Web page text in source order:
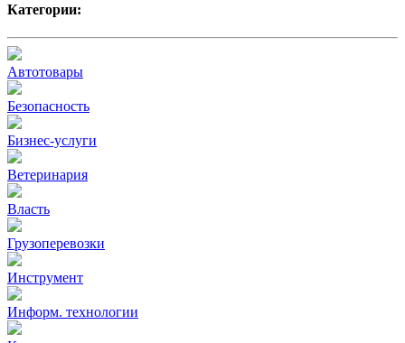
Категории:
Автотовары
Безопасность
Бизнес-услуги
Ветеринария
Власть
Грузоперевозки
Инструмент
Информ. технологии